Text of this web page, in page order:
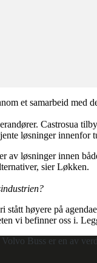
et samarbeid med
Castrosua
løsninger
av løsninger innen
sier Løkken.
høyere på
vi befinner oss i.
Volvo Buss er en av